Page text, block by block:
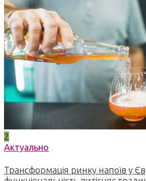
2
Актуально
Трансформація ринку напоїв у